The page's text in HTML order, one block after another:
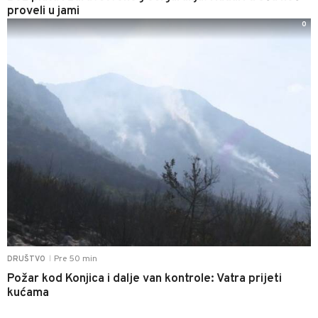
proveli u jami
DRUŠTVO Pre 50 min
Požar kod Konjica i dalje van kontrole: Vatra prijeti
kućama
0